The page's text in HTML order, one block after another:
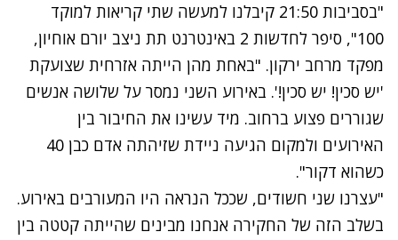
"בסביבות 21:50 קיבלנו למעשה שתי קריאות למוקד
100", סיפר לחדשות 2 באינטרנט תת ניצב יורם אוחיון,
מפקד מרחב ירקון. "באחת מהן הייתה אזרחית שצועקת
'יש סכין! יש סכין!'. באירוע השני נמסר על שלושה אנשים
שגוררים פצוע ברחוב. מיד עשינו את החיבור בין
האירועים ולמקום הגיעה ניידת שזיהתה אדם כבן 40
כשהוא דקור".
"עצרנו שני חשודים, שככל הנראה היו המעורבים באירוע.
בשלב הזה של החקירה אנחנו מבינים שהייתה קטטה בין